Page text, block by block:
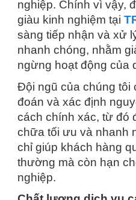
nghiệp. Chính vì vậy,
giàu kinh nghiệm tại
sàng tiếp nhận và xử
nhanh chóng, nhằm
ngừng hoạt động của
Đội ngũ của chúng tôi
đoán và xác định
cách chính xác, từ đó
chữa tối ưu và nhanh
chỉ giúp khách hàng
thường mà còn hạn
nghiệp.